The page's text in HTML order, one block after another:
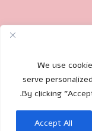
We use
serve
By clicking
Accept All